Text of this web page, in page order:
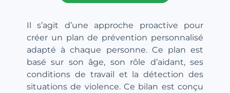
Il s’agit d’une approche proactive pour
créer un plan de prévention personnalisé
adapté à chaque personne. Ce plan est
basé sur son âge, son rôle d’aidant, ses
conditions de travail et la détection des
situations de violence. Ce bilan est conçu